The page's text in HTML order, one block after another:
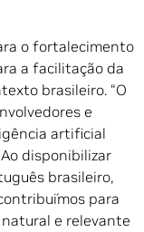
o fortalecimento
a facilitação da
brasileiro. “O
e
artificial
disponibilizar
brasileiro,
para
e relevante